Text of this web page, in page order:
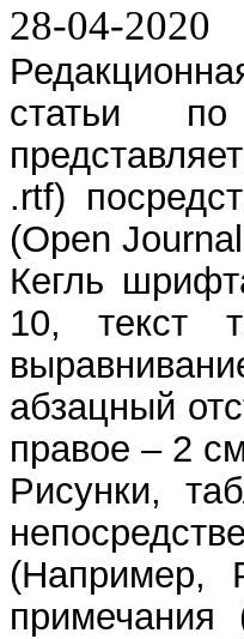
28-04-2020
статьи
.rtf)
(Open
Кегль
10, текст
абзацный
правое – 2
Рисунки,
(Например,